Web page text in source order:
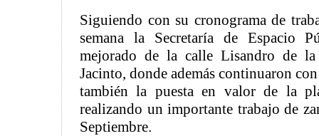
Siguiendo con su cronograma de
semana la Secretaría de Espacio
mejorado de la calle Lisandro de
Jacinto, donde además continuaron
también la puesta en valor de la
realizando un importante trabajo de
Septiembre.